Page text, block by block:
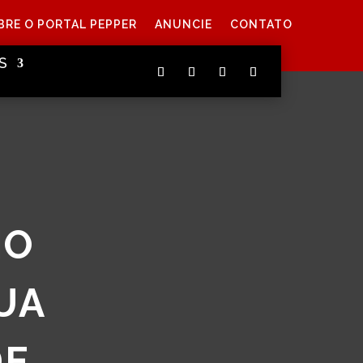
O PORTAL PEPPER ANUNCIE CONTATO